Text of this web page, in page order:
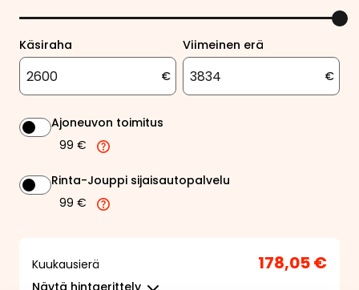
Käsiraha
€
Viimeinen erä
€
Ajoneuvon toimitus
99 €
Rinta-Jouppi sijaisautopalvelu
99 €
Kuukausierä 178,05 €
Näytä hintaerittely